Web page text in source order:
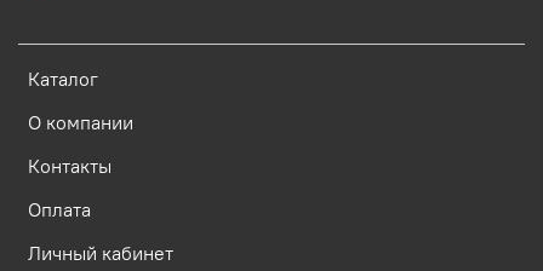
Каталог
О компании
Контакты
Оплата
Личный кабинет